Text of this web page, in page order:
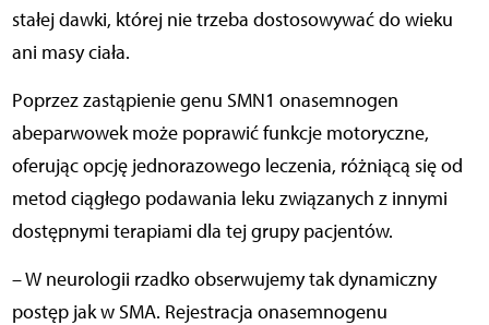
stałej dawki, której nie trzeba dostosowywać do wieku
ani masy ciała.
Poprzez zastąpienie genu SMN1 onasemnogen
abeparwowek może poprawić funkcje motoryczne,
oferując opcję jednorazowego leczenia, różniącą się od
metod ciągłego podawania leku związanych z innymi
dostępnymi terapiami dla tej grupy pacjentów.
– W neurologii rzadko obserwujemy tak dynamiczny
postęp jak w SMA. Rejestracja onasemnogenu